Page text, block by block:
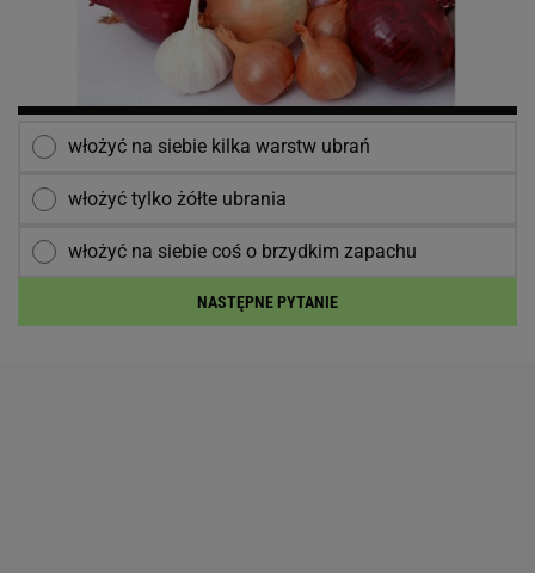
włożyć na siebie kilka warstw ubrań
włożyć tylko żółte ubrania
włożyć na siebie coś o brzydkim zapachu
NASTĘPNE PYTANIE